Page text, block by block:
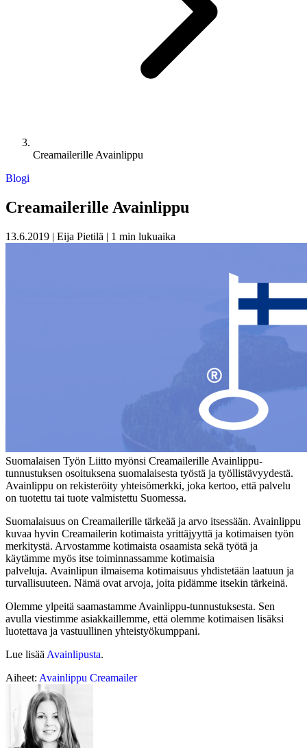
Creamailerille Avainlippu
Blogi
Creamailerille Avainlippu
13.6.2019 | Eija Pietilä | 1 min lukuaika
Suomalaisen Työn Liitto myönsi Creamailerille Avainlippu-
tunnustuksen osoituksena suomalaisesta työstä ja työllistävyydestä.
Avainlippu on rekisteröity yhteisömerkki, joka kertoo, että palvelu
on tuotettu tai tuote valmistettu Suomessa.
Suomalaisuus on Creamailerille tärkeää ja arvo itsessään. Avainlippu
kuvaa hyvin Creamailerin kotimaista yrittäjyyttä ja kotimaisen työn
merkitystä. Arvostamme kotimaista osaamista sekä työtä ja
käytämme myös itse toiminnassamme kotimaisia
palveluja. Avainlipun ilmaisema kotimaisuus yhdistetään laatuun ja
turvallisuuteen. Nämä ovat arvoja, joita pidämme itsekin tärkeinä.
Olemme ylpeitä saamastamme Avainlippu-tunnustuksesta. Sen
avulla viestimme asiakkaillemme, että olemme kotimaisen lisäksi
luotettava ja vastuullinen yhteistyökumppani.
Lue lisää Avainlipusta.
Aiheet: Avainlippu Creamailer